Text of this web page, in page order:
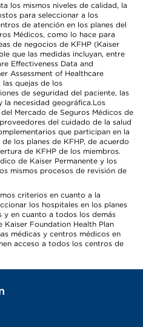
los mismos niveles de calidad, la
para seleccionar a los
de atención en los planes del
Médicos, como lo hace para
de negocios de KFHP (Kaiser
que las medidas incluyan, entre
Effectiveness Data and
Assessment of Healthcare
las quejas de los
de seguridad del paciente, las
la necesidad geográfica.Los
Mercado de Seguros Médicos de
del cuidado de la salud
que participan en la
los planes de KFHP, de acuerdo
de KFHP de los miembros.
de Kaiser Permanente y los
mismos procesos de revisión de
criterios en cuanto a la
los hospitales en los planes
y en cuanto a todos los demás
Foundation Health Plan
médicas y centros médicos en
acceso a todos los centros de